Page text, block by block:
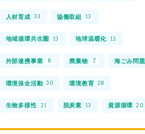
人材育成 33 協働取組 13
地域循環共生圏 13 地球温暖化 13
外部連携事業 8 廃棄物 7 海ごみ問題
環境保全活動 30 環境教育 28
生物多様性 21 脱炭素 13 資源循環 20